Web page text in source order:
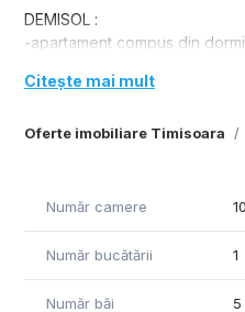
Oferte imobiliare Timisoara
DEMISOL :
-apartament compus din
exterioara
-camera tehnica in care sunt
- panouri solare
- incalzire in pardoseala
PARTER :
-birou
Citește mai mult
Număr camere 10
Număr bucătării 1
Număr băi 5